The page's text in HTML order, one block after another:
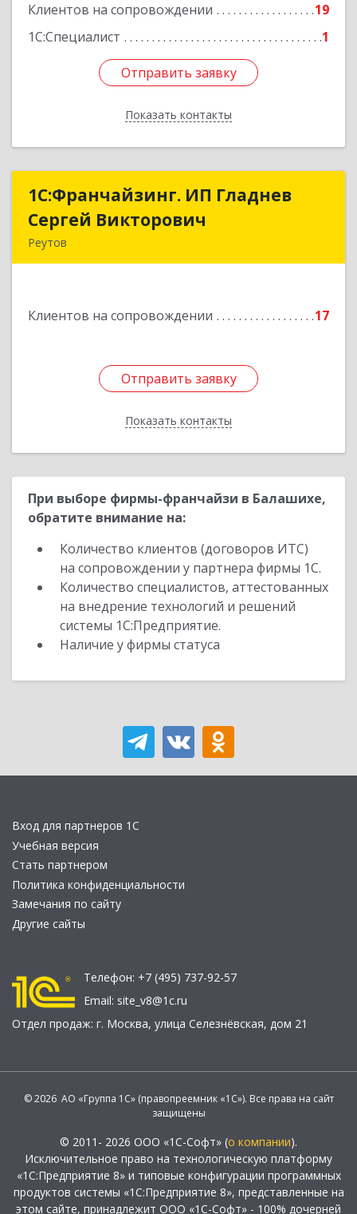
Клиентов на сопровождении
19
1С:Специалист
1
Отправить заявку
Показать контакты
Подробнее
Отправить заявку
Назад
1С:Франчайзинг. ИП Гладнев
Сергей Викторович
Реутов
Клиентов на сопровождении 17
Отправить заявку
Показать контакты
1С:Франчайзинг. ИП Гладнев
Сергей Викторович
Подробнее
Отправить заявку
Назад
При выборе фирмы-франчайзи в Балашихе,
обратите внимание на:
Количество клиентов (договоров ИТС)
на сопровождении у партнера фирмы 1С.
Количество специалистов, аттестованных
на внедрение технологий и решений
системы 1С:Предприятие.
Наличие у фирмы статуса
Вход для партнеров 1С
Учебная версия
Стать партнером
Политика конфиденциальности
Замечания по сайту
Другие сайты
Телефон: +7 (495) 737-92-57
Email: site_v8@1c.ru
Отдел продаж: г. Москва, улица Селезнёвская, дом 21
© 2026 АО «Группа 1С» (правопреемник «1С»). Все права на сайт
защищены
© 2011- 2026 ООО «1С-Софт» (о компании).
Исключительное право на технологическую платформу
«1С:Предприятие 8» и типовые конфигурации программных
продуктов системы «1С:Предприятие 8», представленные на
этом сайте, принадлежит ООО «1С-Софт» - 100% дочерней